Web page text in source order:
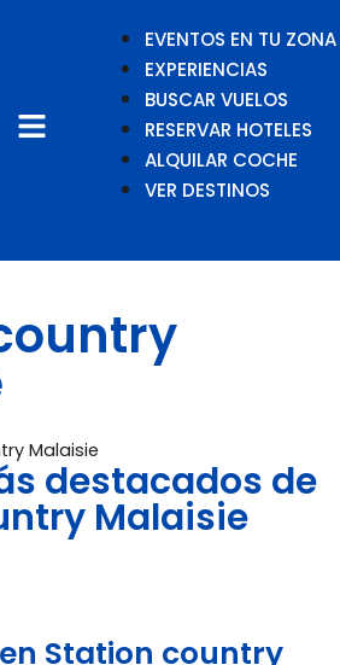
EVENTOS EN TU ZONA
EXPERIENCIAS
BUSCAR VUELOS
RESERVAR HOTELES
ALQUILAR COCHE
VER DESTINOS
Malaisie
destacados de
Malaisie
Station country